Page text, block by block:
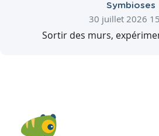
Symbioses
30 juillet 2026
Sortir des murs,